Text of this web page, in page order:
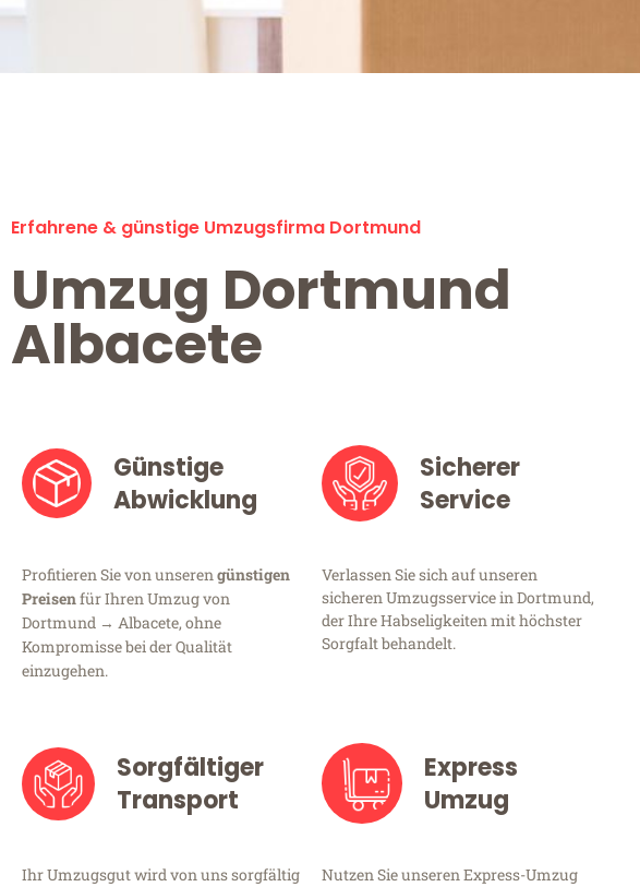
Erfahrene & günstige Umzugsfirma Dortmund
Umzug Dortmund
Albacete
Günstige
Abwicklung
Profitieren Sie von unserengünstigen
Preisenfür Ihren Umzug von
Dortmund → Albacete, ohne
Kompromisse bei der Qualität
einzugehen.
Sicherer
Service
Verlassen Sie sich auf unseren
sicheren Umzugsservice in Dortmund,
der Ihre Habseligkeiten mit höchster
Sorgfalt behandelt.
Sorgfältiger
Transport
Ihr Umzugsgut wird von uns sorgfältig
Express
Umzug
Nutzen Sie unseren Express-Umzug